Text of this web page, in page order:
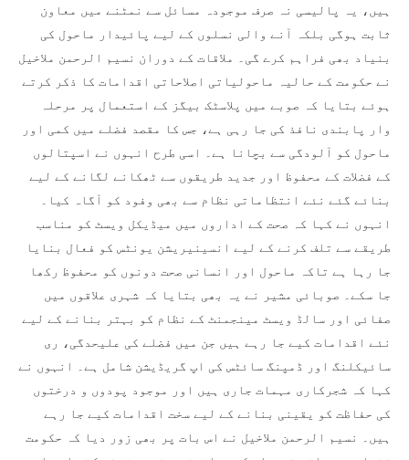
ہیں، یہ پالیسی نہ صرف موجودہ مسائل سے نمٹنے میں معاون
ثابت ہوگی بلکہ آنے والی نسلوں کے لیے پائیدار ماحول کی
بنیاد بھی فراہم کرے گی۔ ملاقات کے دوران نسیم الرحمن ملاخیل
نے حکومت کے حالیہ ماحولیاتی اصلاحاتی اقدامات کا ذکر کرتے
ہوئے بتایا کہ صوبے میں پلاسٹک بیگز کے استعمال پر مرحلہ
وار پابندی نافذ کی جا رہی ہے، جس کا مقصد فضلے میں کمی اور
ماحول کو آلودگی سے بچانا ہے۔ اسی طرح انہوں نے اسپتالوں
کے فضلات کے محفوظ اور جدید طریقوں سے ٹھکانے لگانے کے لیے
بنائے گئے نئے انتظاماتی نظام سے بھی وفود کو آگاہ کیا۔
انہوں نے کہا کہ صحت کے اداروں میں میڈیکل ویسٹ کو مناسب
طریقے سے تلف کرنے کے لیے انسینیریشن یونٹس کو فعال بنایا
جا رہا ہے تاکہ ماحول اور انسانی صحت دونوں کو محفوظ رکھا
جا سکے۔ صوبائی مشیر نے یہ بھی بتایا کہ شہری علاقوں میں
صفائی اور سالڈ ویسٹ مینجمنٹ کے نظام کو بہتر بنانے کے لیے
نئے اقدامات کیے جا رہے ہیں جن میں فضلے کی علیحدگی، ری
سائیکلنگ اور ڈمپنگ سائٹس کی اپ گریڈیشن شامل ہے۔ انہوں نے
کہا کہ شجرکاری مہمات جاری ہیں اور موجود پودوں و درختوں
کی حفاظت کو یقینی بنانے کے لیے سخت اقدامات کیے جا رہے
ہیں۔ نسیم الرحمن ملاخیل نے اس بات پر بھی زور دیا کہ حکومت